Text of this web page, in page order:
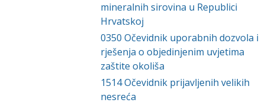
mineralnih sirovina u Republici
Hrvatskoj
0350 Očevidnik uporabnih dozvola i
rješenja o objedinjenim uvjetima
zaštite okoliša
1514Očevidnik prijavljenih velikih
nesreća